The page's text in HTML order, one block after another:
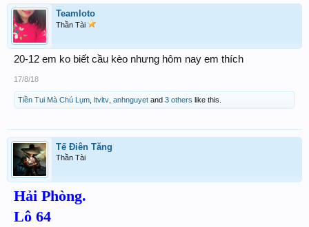
Teamloto
Thần Tài
20-12 em ko biết cầu kèo nhưng hôm nay em thích
17/8/18
Tiền Tui Mà Chú Lụm ltvltv anhnguyet and 3 others like this.
Tế Điên Tăng
Thần Tài
Hải Phòng.
Lô 64